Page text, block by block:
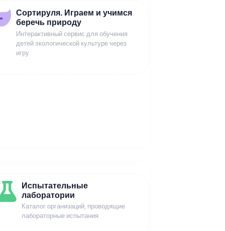
Сортируля. Играем и учимся
беречь природу
Интерактивный сервис для обучения
детей экологической культуре через
игру
Испытательные
лаборатории
Каталог организаций, проводящие
лабораторные испытания